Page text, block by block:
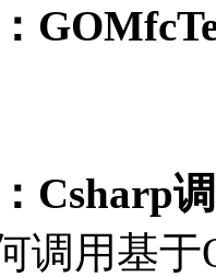
Csharp
调用基